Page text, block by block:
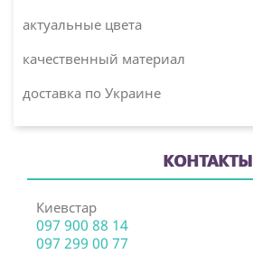
актуальные цвета
качественный материал
доставка по Украине
КОНТАКТЫ
Киевстар
097 900 88 14
097 299 00 77